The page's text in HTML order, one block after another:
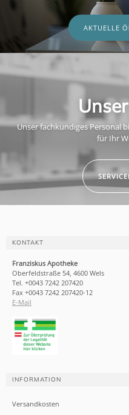
AKTUELLE
Unser fachkundiges Personal
für Ihr
KONTAKT
Franziskus Apotheke
Oberfeldstraße 54, 4600 Wels
Tel. +0043 7242 207420
Fax +0043 7242 207420-12
E-Mail
INFORMATION
Versandkosten